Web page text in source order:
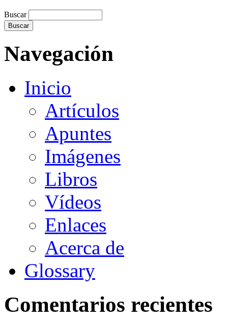
Buscar
Navegación
Inicio
Artículos
Apuntes
Imágenes
Libros
Vídeos
Enlaces
Acerca de
Glossary
Comentarios recientes